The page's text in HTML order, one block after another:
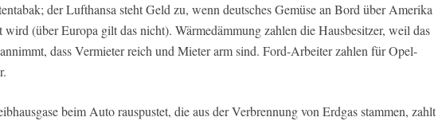
der Lufthansa steht Geld zu, wenn deutsches Gemüse an Bord über Amerika
wird (über Europa gilt das nicht). Wärmedämmung zahlen die Hausbesitzer, weil das
dass Vermieter reich und Mieter arm sind. Ford-Arbeiter zahlen für Opel-
beim Auto rauspustet, die aus der Verbrennung von Erdgas stammen, zahlt